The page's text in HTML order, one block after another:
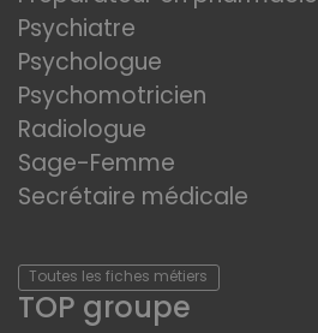
Psychiatre
Psychologue
Psychomotricien
Radiologue
Sage-Femme
Secrétaire médicale
Toutes les fiches métiers
TOP groupe